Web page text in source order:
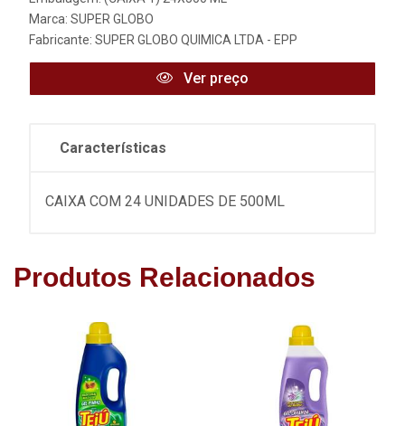
Marca: SUPER GLOBO
Fabricante: SUPER GLOBO QUIMICA LTDA - EPP
Ver preço
Características
CAIXA COM 24 UNIDADES DE 500ML
Produtos Relacionados